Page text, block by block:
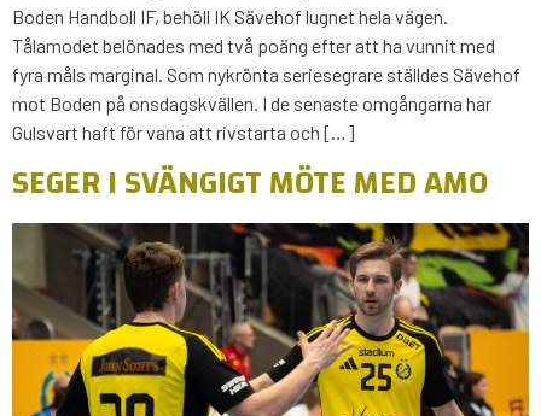
Boden Handboll IF, behöll IK Sävehof lugnet hela vägen.
Tålamodet belönades med två poäng efter att ha vunnit med
fyra måls marginal. Som nykrönta seriesegrare ställdes Sävehof
mot Boden på onsdagskvällen. I de senaste omgångarna har
Gulsvart haft för vana att rivstarta och […]
SEGER I SVÄNGIGT MÖTE MED AMO